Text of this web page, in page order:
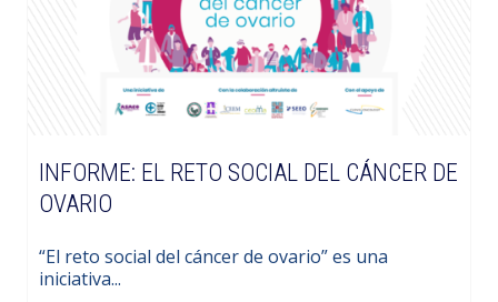
INFORME: EL RETO SOCIAL DEL CÁNCER DE
OVARIO
“El reto social del cáncer de ovario” es una
iniciativa...